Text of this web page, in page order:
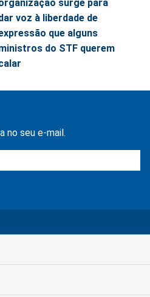
surge para
voz à liberdade de
que alguns
do STF querem
no seu e-mail.